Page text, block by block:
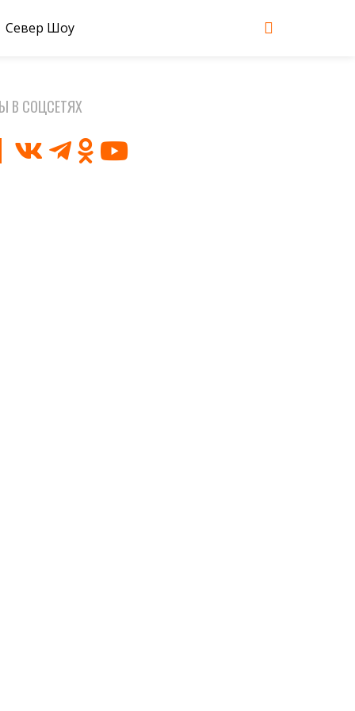
Север Шоу
В СОЦСЕТЯХ